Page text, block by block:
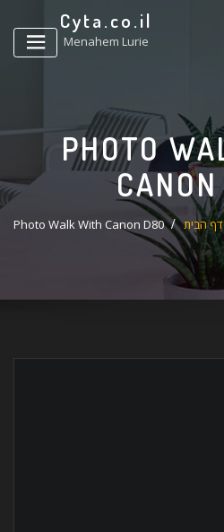
Cyta.co.il
Menahem Lurie
PHOTO
דף הבית Photo Walk With Canon D80